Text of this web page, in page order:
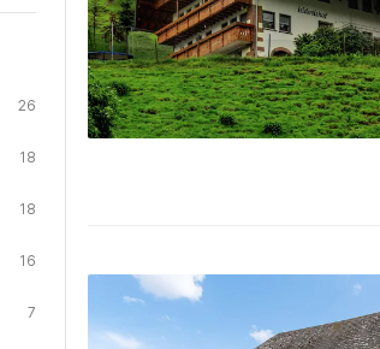
26
18
18
16
7